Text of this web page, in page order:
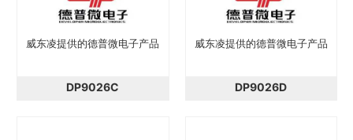
威东凌提供的德普微电子产品
DP9026C
威东凌提供的德普微电子产品
DP9026D